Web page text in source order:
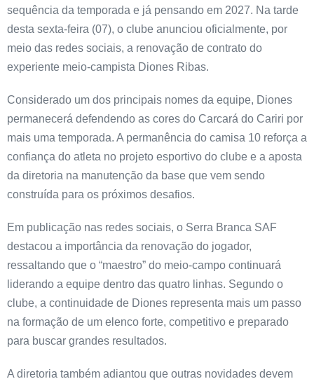
sequência da temporada e já pensando em 2027. Na tarde
desta sexta-feira (07), o clube anunciou oficialmente, por
meio das redes sociais, a renovação de contrato do
experiente meio-campista Diones Ribas.
Considerado um dos principais nomes da equipe, Diones
permanecerá defendendo as cores do Carcará do Cariri por
mais uma temporada. A permanência do camisa 10 reforça a
confiança do atleta no projeto esportivo do clube e a aposta
da diretoria na manutenção da base que vem sendo
construída para os próximos desafios.
Em publicação nas redes sociais, o Serra Branca SAF
destacou a importância da renovação do jogador,
ressaltando que o “maestro” do meio-campo continuará
liderando a equipe dentro das quatro linhas. Segundo o
clube, a continuidade de Diones representa mais um passo
na formação de um elenco forte, competitivo e preparado
para buscar grandes resultados.
A diretoria também adiantou que outras novidades devem